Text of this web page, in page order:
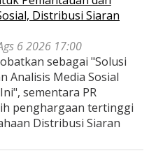
Distribusi Siaran
6 2026 17:00
sebagai "Solusi
Analisis Media Sosial
sementara PR
penghargaan tertinggi
Distribusi Siaran